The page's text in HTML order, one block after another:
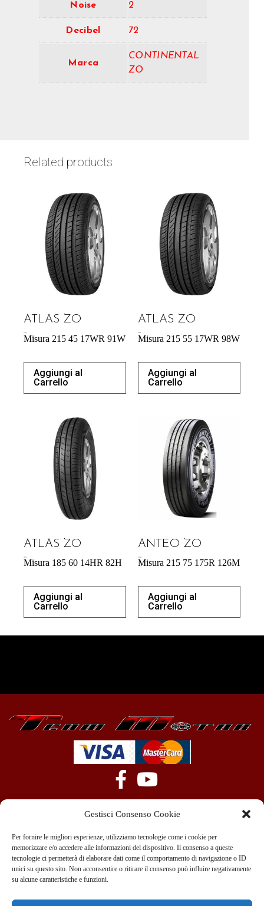
Gestisci Consenso Cookie
Per fornire le migliori esperienze, utilizziamo tecnologie come i cookie per
memorizzare e/o accedere alle informazioni del dispositivo. Il consenso a queste
tecnologie ci permetterà di elaborare dati come il comportamento di navigazione o ID
unici su questo sito. Non acconsentire o ritirare il consenso può influire negativamente
su alcune caratteristiche e funzioni.
Noise 2
Decibel 72
Marca
CONTINENTAL
ZO
Related products
ATLAS ZO
Misura 215 45 17WR 91W
Aggiungi al
Carrello
ATLAS ZO
Misura 215 55 17WR 98W
Aggiungi al
Carrello
ATLAS ZO
Misura 185 60 14HR 82H
Aggiungi al
Carrello
ANTEO ZO
Misura 215 75 175R 126M
Aggiungi al
Carrello
+39 351 970 89 33
info@teammotor.it